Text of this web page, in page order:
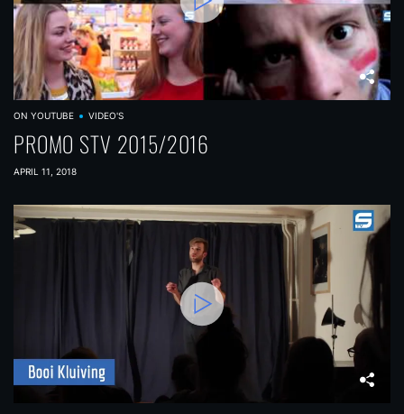
ON YOUTUBE VIDEO'S
PROMO STV 2015/2016
APRIL 11, 2018